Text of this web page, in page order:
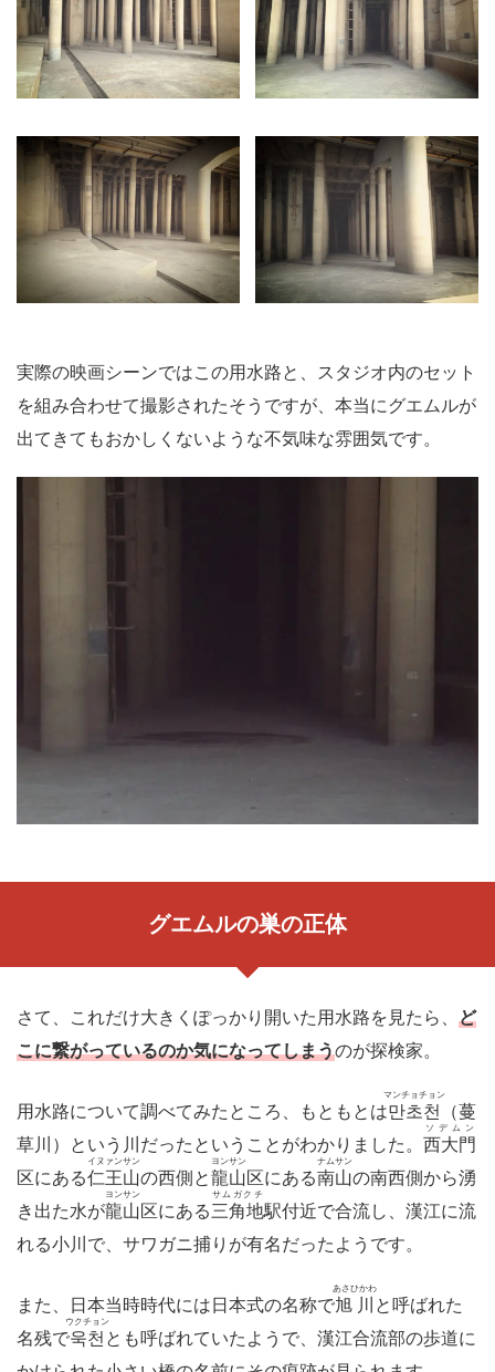
実際の映画シーンではこの用水路と、スタジオ内のセット
を組み合わせて撮影されたそうですが、本当にグエムルが
出てきてもおかしくないような不気味な雰囲気です。
グエムルの巣の正体
さて、これだけ大きくぽっかり開いた用水路を見たら、 ど
こに繋がっているのか気になってしまうのが探検家。
用水路について調べてみたところ、もともとは만초천
マンチョチョン
（蔓
草川）という川だったということがわかりました。 西大門
ソデムン
区にある仁王山
イヌァンサン
の西側と龍山
ヨンサン
区にある南山
ナムサン
の南西側から湧
き出た水が龍山
ヨンサン
区にある三角地
サムガクチ
駅付近で合流し、漢江に流
れる小川で、サワガニ捕りが有名だったようです。
また、日本当時時代には日本式の名称で旭川
あさひかわ
と呼ばれた
名残で욱천
ウクチョン
とも呼ばれていたようで、漢江合流部の歩道に